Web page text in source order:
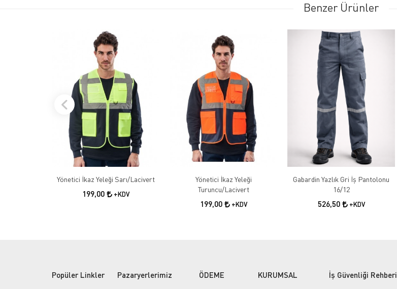
Benzer Ürünler
Yönetici İkaz Yeleği Sarı/Lacivert
199,00 +KDV
Yönetici İkaz Yeleği
Turuncu/Lacivert
199,00 +KDV
Gabardin Yazlık Gri İş Pantolonu
16/12
526,50 +KDV
Popüler Linkler Pazaryerlerimiz ÖDEME KURUMSAL İş Güvenliği Rehberi